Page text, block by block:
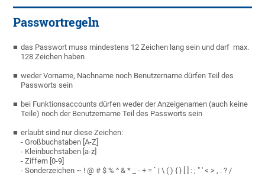
Passwortregeln
das Passwort muss mindestens 12 Zeichen lang sein und darf max.
128 Zeichen haben
weder Vorname, Nachname noch Benutzername dürfen Teil des
Passworts sein
bei Funktionsaccounts dürfen weder der Anzeigenamen (auch keine
Teile) noch der Benutzername Teil des Passworts sein
erlaubt sind nur diese Zeichen:
- Großbuchstaben [A-Z]
- Kleinbuchstaben [a-z]
- Ziffern [0-9]
- Sonderzeichen ~ ! @ # $ % ^ & * _ - + = ` | \ ( ) { } [ ] : ; " ' < > , . ? /